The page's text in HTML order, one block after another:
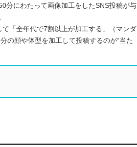
分にわたって画像加工をしたSNS投稿が与
「全年代で7割以上が加工する」（マンダ
の顔や体型を加工して投稿するのが“当た